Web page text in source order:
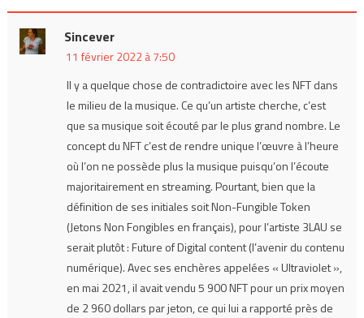
Sincever
11 février 2022 à 7:50
Il y a quelque chose de contradictoire avec les NFT dans
le milieu de la musique. Ce qu’un artiste cherche, c’est
que sa musique soit écouté par le plus grand nombre. Le
concept du NFT c’est de rendre unique l’œuvre à l’heure
où l’on ne possède plus la musique puisqu’on l’écoute
majoritairement en streaming. Pourtant, bien que la
définition de ses initiales soit Non-Fungible Token
(Jetons Non Fongibles en français), pour l’artiste 3LAU se
serait plutôt : Future of Digital content (l’avenir du contenu
numérique). Avec ses enchères appelées « Ultraviolet »,
en mai 2021, il avait vendu 5 900 NFT pour un prix moyen
de 2 960 dollars par jeton, ce qui lui a rapporté près de